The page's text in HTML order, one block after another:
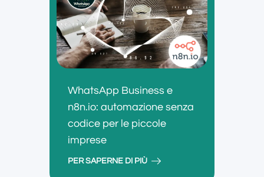
WhatsApp Business e
n8n.io: automazione senza
codice per le piccole
imprese
PER SAPERNE DI PIÙ